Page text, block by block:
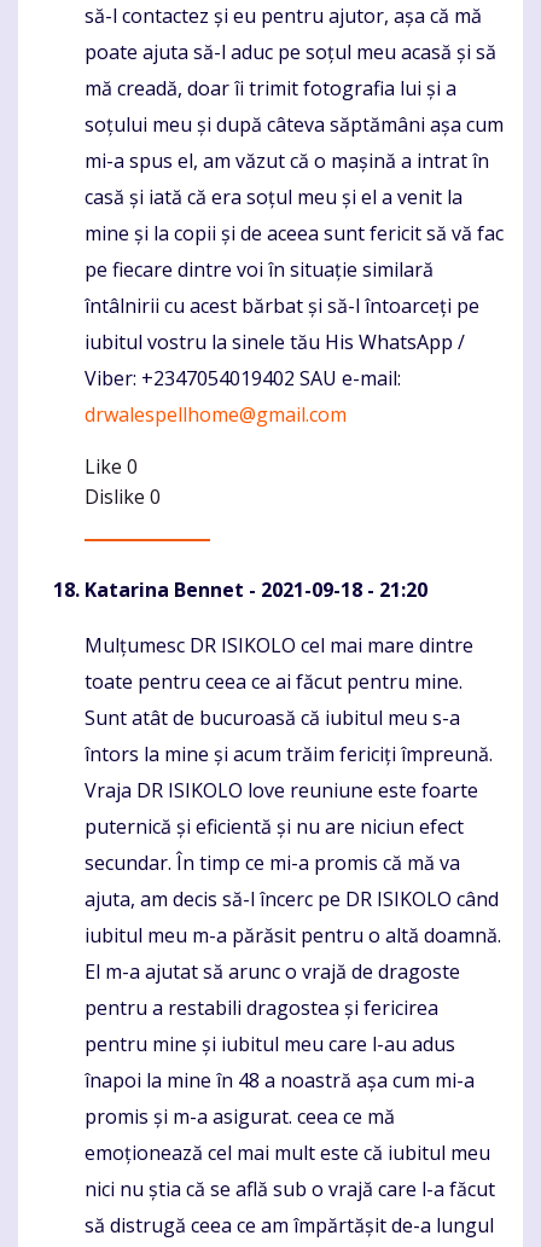
să-l contactez și eu pentru ajutor, așa că mă
poate ajuta să-l aduc pe soțul meu acasă și să
mă creadă, doar îi trimit fotografia lui și a
soțului meu și după câteva săptămâni așa cum
mi-a spus el, am văzut că o mașină a intrat în
casă și iată că era soțul meu și el a venit la
mine și la copii și de aceea sunt fericit să vă fac
pe fiecare dintre voi în situație similară
întâlnirii cu acest bărbat și să-l întoarceți pe
iubitul vostru la sinele tău His WhatsApp /
Viber: +2347054019402 SAU e-mail:
drwalespellhome@gmail.com
Like 0
Dislike 0
Katarina Bennet - 2021-09-18 - 21:20
Komentaras
Mulțumesc DR ISIKOLO cel mai mare dintre
toate pentru ceea ce ai făcut pentru mine.
Sunt atât de bucuroasă că iubitul meu s-a
întors la mine și acum trăim fericiți împreună.
Vraja DR ISIKOLO love reuniune este foarte
puternică și eficientă și nu are niciun efect
secundar. În timp ce mi-a promis că mă va
ajuta, am decis să-l încerc pe DR ISIKOLO când
iubitul meu m-a părăsit pentru o altă doamnă.
El m-a ajutat să arunc o vrajă de dragoste
pentru a restabili dragostea și fericirea
pentru mine și iubitul meu care l-au adus
înapoi la mine în 48 a noastră așa cum mi-a
promis și m-a asigurat. ceea ce mă
emoționează cel mai mult este că iubitul meu
nici nu știa că se află sub o vrajă care l-a făcut
să distrugă ceea ce am împărtășit de-a lungul